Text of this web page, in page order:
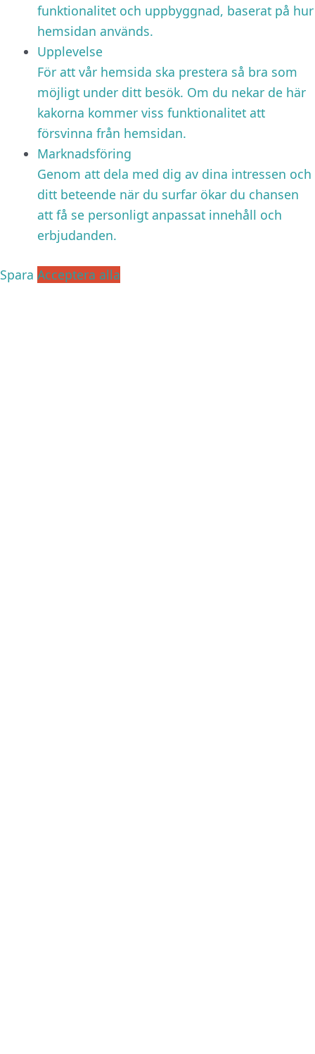
funktionalitet och uppbyggnad, baserat på hur
hemsidan används.
Upplevelse
För att vår hemsida ska prestera så bra som
möjligt under ditt besök. Om du nekar de här
kakorna kommer viss funktionalitet att
försvinna från hemsidan.
Marknadsföring
Genom att dela med dig av dina intressen och
ditt beteende när du surfar ökar du chansen
att få se personligt anpassat innehåll och
erbjudanden.
Spara Acceptera alla